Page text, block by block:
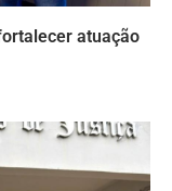
atuação